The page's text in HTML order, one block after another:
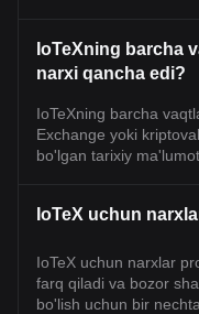
IoTeXning barcha
narxi qancha edi?
IoTeXning barcha
Exchange yoki
bo'lgan tarixiy
IoTeX uchun
IoTeX uchun narxlar
farq qiladi va bozor
bo'lish uchun bir